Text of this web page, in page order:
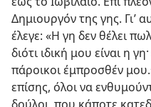
Δημιουργόν της γης. Γι’
έλεγε: «Η γη δεν θέλει
διότι ιδική μου είναι η
πάροικοι έμπροσθέν
επίσης, όλοι να